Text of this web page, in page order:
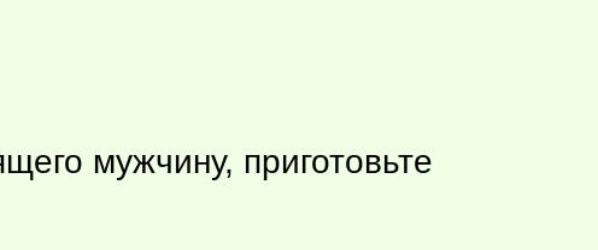
мужчину, приготовьте